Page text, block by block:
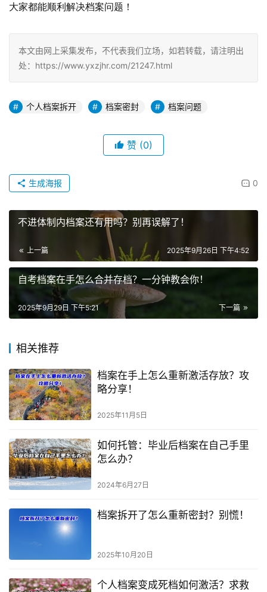
大家都能顺利解决档案问题！
本文由网上采集发布，不代表我们立场，如若转载，请注明出
处：https://www.yxzjhr.com/21247.html
个人档案拆开 档案密封 档案问题
赞 (0)
0
生成海报
不进体制内档案还有用吗？别再误解了！
上一篇 2025年9月26日 下午4:52
自考档案在手怎么合并存档？一分钟教会你！
下一篇
2025年9月29日 下午5:21
相关推荐
档案在手上怎么重新激活存放？攻
略分享！
2025年11月5日
如何托管：毕业后档案在自己手里
怎么办？
2024年6月27日
档案拆开了怎么重新密封？别慌！
2025年10月20日
个人档案变成死档如何激活？求救